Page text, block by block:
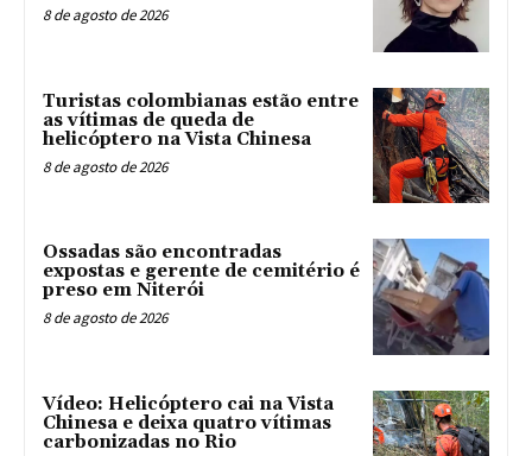
8 de agosto de 2026
Turistas colombianas estão entre
as vítimas de queda de
helicóptero na Vista Chinesa
8 de agosto de 2026
Ossadas são encontradas
expostas e gerente de cemitério é
preso em Niterói
8 de agosto de 2026
Vídeo: Helicóptero cai na Vista
Chinesa e deixa quatro vítimas
carbonizadas no Rio